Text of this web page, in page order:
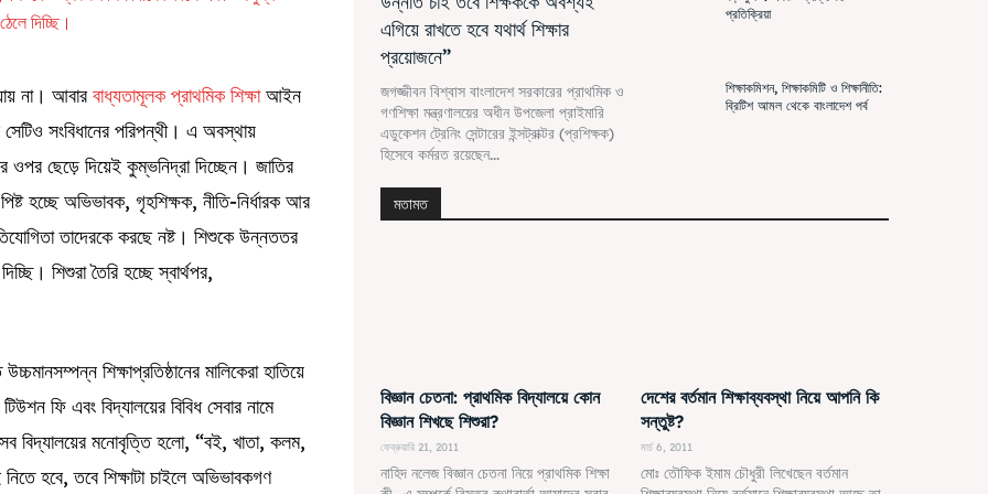
দিচ্ছি।
না। আবারবাধ্যতামূলক প্রাথমিক শিক্ষাআইন
সেটিও সংবিধানের পরিপন্থী। এ অবস্থায়
ওপর ছেড়ে দিয়েই কুম্ভনিদ্রা দিচ্ছেন। জাতির
হচ্ছে অভিভাবক, গৃহশিক্ষক, নীতি-নির্ধারক আর
তাদেরকে করছে নষ্ট। শিশুকে উন্নততর
শিশুরা তৈরি হচ্ছে স্বার্থপর,
শিক্ষাপ্রতিষ্ঠানের মালিকেরা হাতিয়ে
ফি এবং বিদ্যালয়ের বিবিধ সেবার নামে
বিদ্যালয়ের মনোবৃত্তি হলো, “বই, খাতা, কলম,
হবে, তবে শিক্ষাটা চাইলে অভিভাবকগণ
এগিয়ে রাখতে হবে যথার্থ শিক্ষার
প্রয়োজনে”
জগজ্জীবন বিশ্বাস বাংলাদেশ সরকারের প্রাথমিক ও
গণশিক্ষা মন্ত্রণালয়ের অধীন উপজেলা প্রাইমারি
এডুকেশন ট্রেনিং সেন্টারের ইন্সট্রাক্টর (প্রশিক্ষক)
হিসেবে কর্মরত রয়েছেন...
প্রতিক্রিয়া
শিক্ষাকমিশন, শিক্ষাকমিটি ও শিক্ষানীতি:
ব্রিটিশ আমল থেকে বাংলাদেশ পর্ব
মতামত
বিজ্ঞান চেতনা: প্রাথমিক বিদ্যালয়ে কোন
বিজ্ঞান শিখছে শিশুরা?
ফেব্রুয়ারি 21, 2011
নাহিদ নলেজ বিজ্ঞান চেতনা নিয়ে প্রাথমিক শিক্ষা
দেশের বর্তমান শিক্ষাব্যবস্থা নিয়ে আপনি কি
সন্তুষ্ট?
মার্চ 6, 2011
মোঃ তৌফিক ইমাম চৌধুরী লিখেছেন বর্তমান